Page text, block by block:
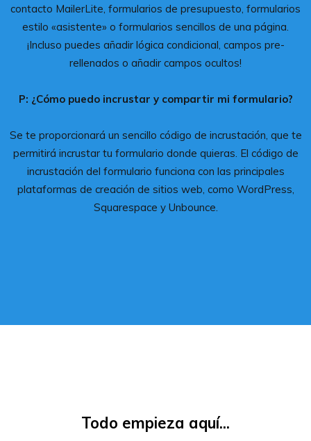
contacto MailerLite, formularios de presupuesto, formularios
estilo «asistente» o formularios sencillos de una página.
¡Incluso puedes añadir lógica condicional, campos pre-
rellenados o añadir campos ocultos!
P: ¿Cómo puedo incrustar y compartir mi formulario?
Se te proporcionará un sencillo código de incrustación, que te
permitirá incrustar tu formulario donde quieras. El código de
incrustación del formulario funciona con las principales
plataformas de creación de sitios web, como WordPress,
Squarespace y Unbounce.
Todo empieza aquí...